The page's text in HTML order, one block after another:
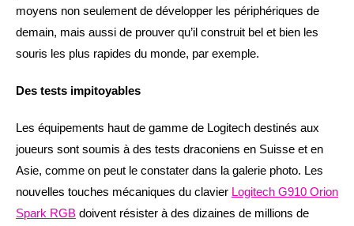
moyens non seulement de développer les périphériques de
demain, mais aussi de prouver qu’il construit bel et bien les
souris les plus rapides du monde, par exemple.
Des tests impitoyables
Les équipements haut de gamme de Logitech destinés aux
joueurs sont soumis à des tests draconiens en Suisse et en
Asie, comme on peut le constater dans la galerie photo. Les
nouvelles touches mécaniques du clavier Logitech G910 Orion
Spark RGB doivent résister à des dizaines de millions de